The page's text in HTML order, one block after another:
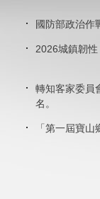
國防部政治作
2026城鎮韌
轉知客家委員
名。
「第一屆寶